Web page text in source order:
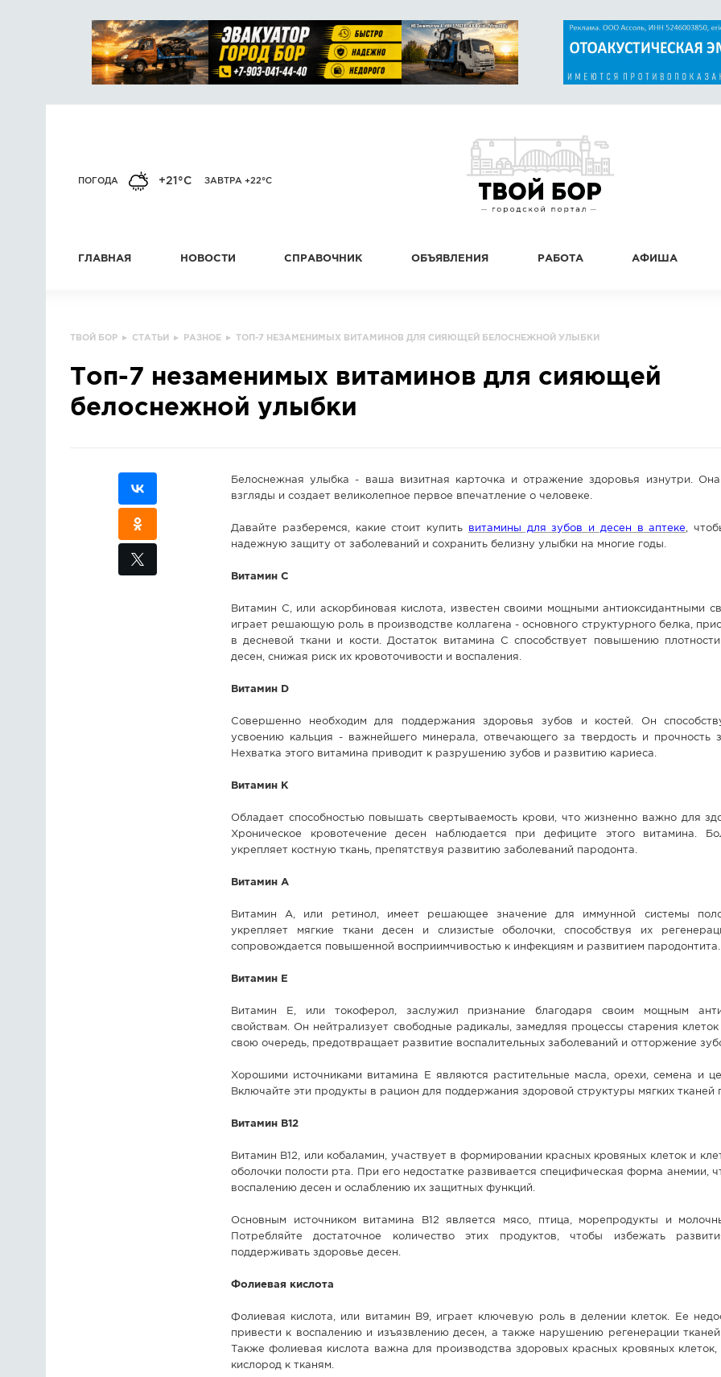
ПОГОДА +21°C ЗАВТРА +22°C
ГЛАВНАЯ НОВОСТИ СПРАВОЧНИК ОБЪЯВЛЕНИЯ РАБОТА АФИША
ТВОЙ БОР ▸ СТАТЬИ ▸ РАЗНОЕ ▸ ТОП-7 НЕЗАМЕНИМЫХ ВИТАМИНОВ ДЛЯ СИЯЮЩЕЙ БЕЛОСНЕЖНОЙ УЛЫБКИ
Топ-7 незаменимых витаминов для сияющей
белоснежной улыбки
Белоснежная улыбка - ваша визитная карточка и отражение здоровья изнутри. Она
взгляды и создает великолепное первое впечатление о человеке.
Давайте разберемся, какие стоит купить витамины для зубов и десен в аптеке
,
надежную защиту от заболеваний и сохранить белизну улыбки на многие годы.
Витамин С
Витамин С, или аскорбиновая кислота, известен своими мощными антиоксидантными
играет решающую роль в производстве коллагена - основного структурного белка,
в десневой ткани и кости. Достаток витамина С способствует повышению
десен, снижая риск их кровоточивости и воспаления.
Витамин D
Совершенно необходим для поддержания здоровья зубов и костей. Он
усвоению кальция - важнейшего минерала, отвечающего за твердость и прочность
Нехватка этого витамина приводит к разрушению зубов и развитию кариеса.
Витамин К
Обладает способностью повышать свертываемость крови, что жизненно важно для
Хроническое кровотечение десен наблюдается при дефиците этого витамина.
укрепляет костную ткань, препятствуя развитию заболеваний пародонта.
Витамин А
Витамин А, или ретинол, имеет решающее значение для иммунной системы
укрепляет мягкие ткани десен и слизистые оболочки, способствуя их
сопровождается повышенной восприимчивостью к инфекциям и развитием пародонтита.
Витамин Е
Витамин Е, или токоферол, заслужил признание благодаря своим мощным
свойствам. Он нейтрализует свободные радикалы, замедляя процессы старения
свою очередь, предотвращает развитие воспалительных заболеваний и отторжение
Хорошими источниками витамина Е являются растительные масла, орехи, семена и
Включайте эти продукты в рацион для поддержания здоровой структуры мягких тканей
Витамин В12
Витамин В12, или кобаламин, участвует в формировании красных кровяных клеток и
оболочки полости рта. При его недостатке развивается специфическая форма анемии,
воспалению десен и ослаблению их защитных функций.
Основным источником витамина В12 является мясо, птица, морепродукты и
Потребляйте достаточное количество этих продуктов, чтобы избежать
поддерживать здоровье десен.
Фолиевая кислота
Фолиевая кислота, или витамин В9, играет ключевую роль в делении клеток. Ее
привести к воспалению и изъязвлению десен, а также нарушению регенерации тканей
Также фолиевая кислота важна для производства здоровых красных кровяных
кислород к тканям.